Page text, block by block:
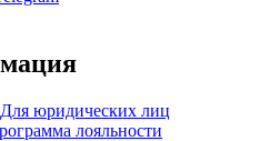
Для юридических лиц
лояльности